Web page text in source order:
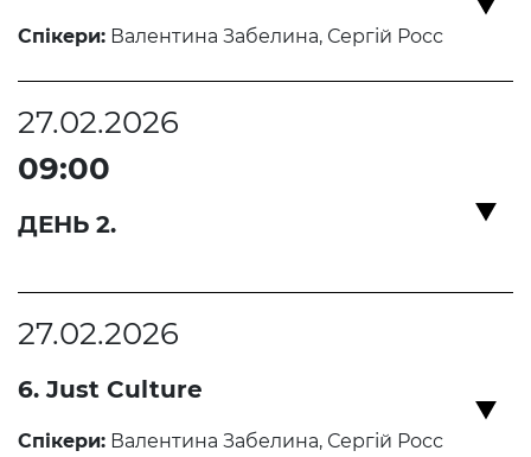
Спікери:Валентина Забелина, Сергій Росс
27.02.2026
09:00
ДЕНЬ 2.
27.02.2026
6. Just Culture
Спікери:Валентина Забелина, Сергій Росс